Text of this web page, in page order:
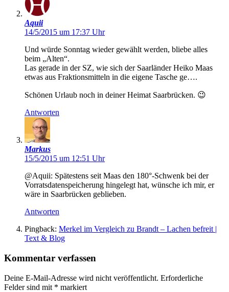
Aquii
14/5/2015 um 17:37 Uhr
Und würde Sonntag wieder gewählt werden, bliebe alles
beim „Alten“.
Las gerade in der SZ, wie sich der Saarländer Heiko Maas
etwas aus Fraktionsmitteln in die eigene Tasche ge….
Schönen Urlaub noch in deiner Heimat Saarbrücken. 😉
Antworten
Markus
15/5/2015 um 12:51 Uhr
@Aquii: Spätestens seit Maas den 180°-Schwenk bei der
Vorratsdatenspeicherung hingelegt hat, wünsche ich mir, er
wäre in Saarbrücken geblieben.
Antworten
Pingback: Merkel im Vergleich zu Brandt – Lachen befreit |
Text & Blog
Kommentar verfassen
Deine E-Mail-Adresse wird nicht veröffentlicht. Erforderliche
Felder sind mit * markiert